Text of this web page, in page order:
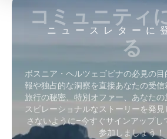
ニュースレターに
コミュニティ
る
ボスニア・ヘルツェゴビナの必見の
報や独占的な洞察を直接あなたの受信
旅行の秘密、特別オファー、あなた
スピレーショナルなストーリーを発
さないように–今すぐサインアップし
参加しましょう！